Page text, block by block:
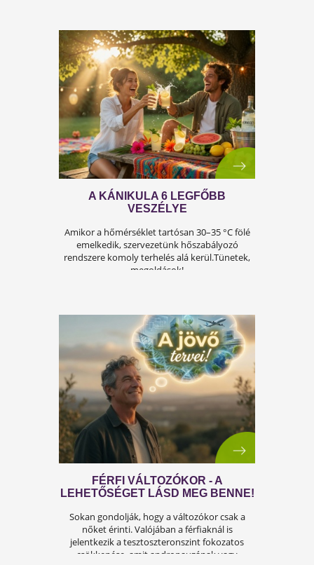
A FÉRFIASSÁG PROBLÉMÁJA:
OKAI, TÜNETEI ÉS LEHETSÉGES
A férfiasság, vagy más néven a szexuális
teljesítmény, sok férfi számára központi